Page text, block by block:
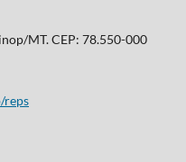
MT. CEP: 78.550-000
reps